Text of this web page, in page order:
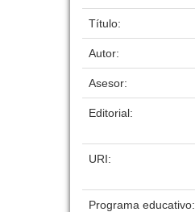
Título:
Autor:
Asesor:
Editorial:
URI:
Programa educativo: